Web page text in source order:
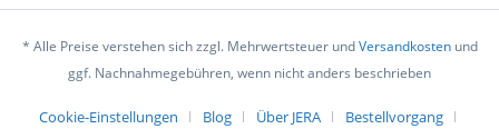
* Alle Preise verstehen sich zzgl. Mehrwertsteuer undVersandkostenund
ggf. Nachnahmegebühren, wenn nicht anders beschrieben
Cookie-Einstellungen Blog Über JERA
Bestellvorgang